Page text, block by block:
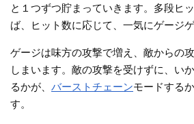
と１つずつ貯まっていきます。多段ヒ
ば、ヒット数に応じて、一気にゲージ
ゲージは味方の攻撃で増え、敵からの
しまいます。敵の攻撃を受けずに、い
るかが、バーストチェーンモードする
す。